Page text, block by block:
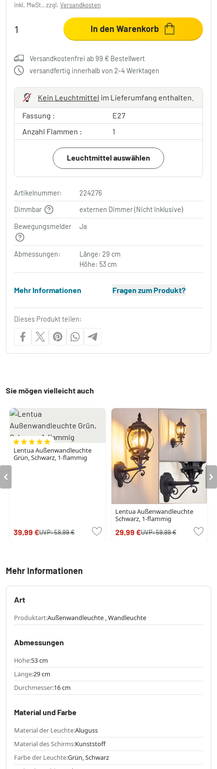
inkl. MwSt., zzgl. Versandkosten
In den Warenkorb
Versandkostenfrei ab 99 € Bestellwert
versandfertig innerhalb von 2-4 Werktagen
Kein Leuchtmittel im Lieferumfang enthalten.
Fassung :
E27
Anzahl Flammen :
1
Leuchtmittel auswählen
Artikelnummer:
224276
Dimmbar
externen Dimmer (Nicht Inklusive)
Bewegungsmelder Ja
Abmessungen:
Länge: 29 cm
Höhe: 53 cm
Mehr Informationen Fragen zum Produkt?
Dieses Produkt teilen:
Sie mögen vielleicht auch
Lentua Außenwandleuchte
Grün, Schwarz, 1-flammig
39,99 €UVP:59,99 €
Lentua Außenwandleuchte
Schwarz, 1-flammig
29,99 €UVP:59,99 €
Mehr Informationen
Art
Produktart:Außenwandleuchte , Wandleuchte
Abmessungen
Höhe:53 cm
Länge:29 cm
Durchmesser:16 cm
Material und Farbe
Material der Leuchte:Aluguss
Material des Schirms:Kunststoff
Farbe der Leuchte:Grün, Schwarz